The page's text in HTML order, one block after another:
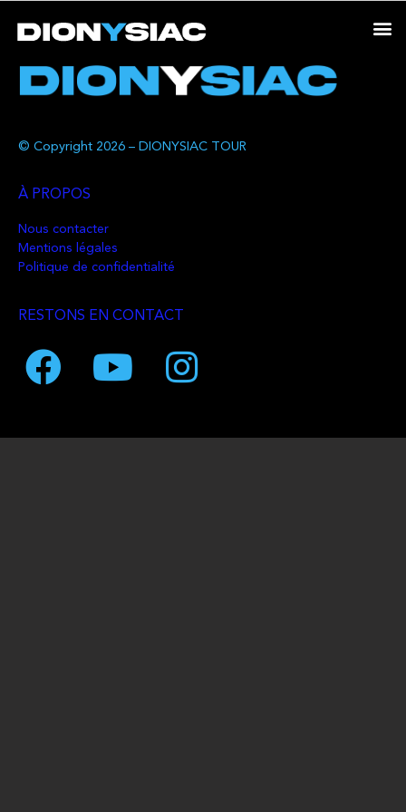
© Copyright 2026 – DIONYSIAC TOUR
À PROPOS
Nous contacter
Mentions légales
Politique de confidentialité
RESTONS EN CONTACT